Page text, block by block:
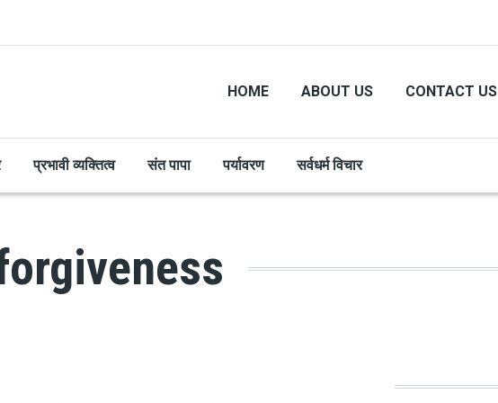
HOME ABOUT US CONTACT US
प्रभावी व्यक्तित्व संत पापा पर्यावरण सर्वधर्म विचार